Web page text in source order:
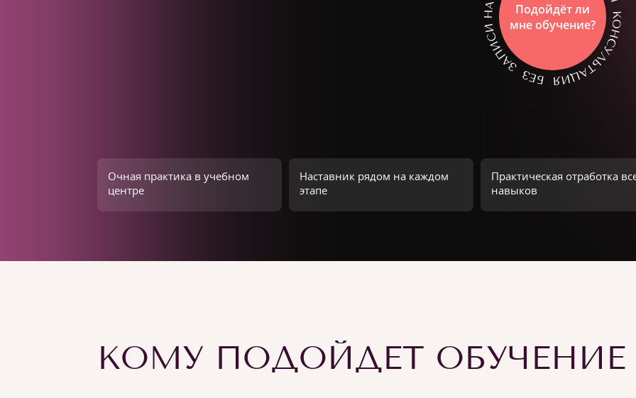
Подойдёт ли
мне обучение?
Очная практика в учебном
центре
Наставник рядом на каждом
этапе
Практическая отработка
навыков
КОМУ ПОДОЙДЕТ ОБУЧЕНИЕ